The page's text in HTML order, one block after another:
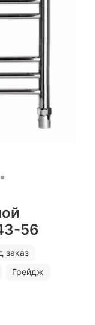
56
заказ
Грейдж